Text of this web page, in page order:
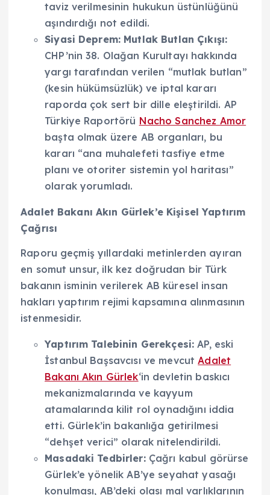
taviz verilmesinin hukukun üstünlüğünü
aşındırdığı not edildi.
Siyasi Deprem: Mutlak Butlan Çıkışı:
CHP’nin 38. Olağan Kurultayı hakkında
yargı tarafından verilen “mutlak butlan”
(kesin hükümsüzlük) ve iptal kararı
raporda çok sert bir dille eleştirildi. AP
Türkiye Raportörü Nacho Sanchez Amor
başta olmak üzere AB organları, bu
kararı “ana muhalefeti tasfiye etme
planı ve otoriter sistemin yol haritası”
olarak yorumladı.
Adalet Bakanı Akın Gürlek’e Kişisel Yaptırım
Çağrısı
Raporu geçmiş yıllardaki metinlerden ayıran
en somut unsur, ilk kez doğrudan bir Türk
bakanın isminin verilerek AB küresel insan
hakları yaptırım rejimi kapsamına alınmasının
istenmesidir.
Yaptırım Talebinin Gerekçesi: AP, eski
İstanbul Başsavcısı ve mevcutAdalet
Bakanı Akın Gürlek‘in devletin baskıcı
mekanizmalarında ve kayyum
atamalarında kilit rol oynadığını iddia
etti. Gürlek’in bakanlığa getirilmesi
“dehşet verici” olarak nitelendirildi.
Masadaki Tedbirler:Çağrı kabul görürse
Gürlek’e yönelik AB’ye seyahat yasağı
konulması, AB’deki olası mal varlıklarının